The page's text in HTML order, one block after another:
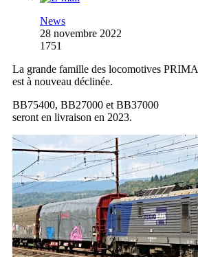
News
28 novembre 2022
1751
La grande famille des locomotives PRIMA
est à nouveau déclinée.
BB75400, BB27000 et BB37000
seront en livraison en 2023.